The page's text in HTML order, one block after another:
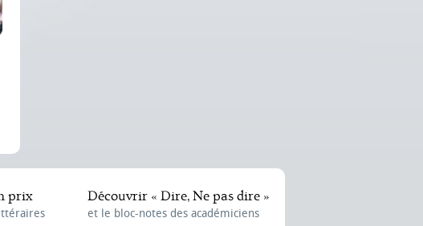
prix Découvrir « Dire, Ne pas dire »
et le bloc-notes des académiciens